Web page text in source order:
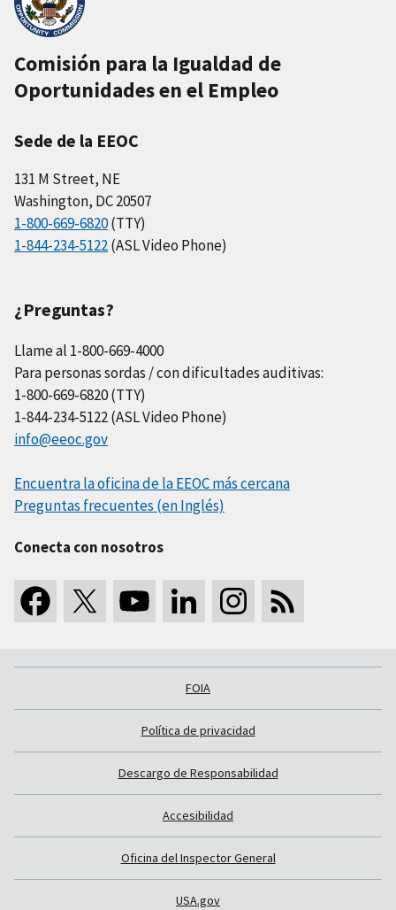
Comisión para la Igualdad de
Oportunidades en el Empleo
Sede de la EEOC
131 M Street, NE
Washington, DC 20507
1-800-669-6820(TTY)
1-844-234-5122(ASL Video Phone)
¿Preguntas?
Llame al 1-800-669-4000
Para personas sordas / con dificultades auditivas:
1-800-669-6820 (TTY)
1-844-234-5122 (ASL Video Phone)
info@eeoc.gov
Encuentra la oficina de la EEOC más cercana
Preguntas frecuentes (en Inglés)
Conecta con nosotros
FOIA
Política de privacidad
Descargo de Responsabilidad
Accesibilidad
Oficina del Inspector General
USA.gov